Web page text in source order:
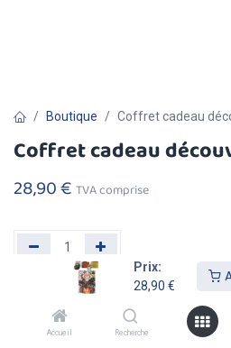
Prix:
28,90 €
Accueil Recherche
Boutique Coffret cadeau
Coffret cadeau
28,90€ TVA comprise
Ajouter au
Panier